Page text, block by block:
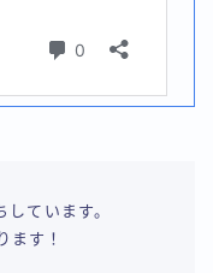
ています。
ます！